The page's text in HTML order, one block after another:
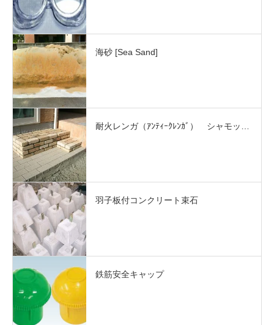
海砂 [Sea Sand]
耐火レンガ（ｱﾝﾃｨｰｸﾚﾝｶﾞ） シャモッ…
羽子板付コンクリート束石
鉄筋安全キャップ